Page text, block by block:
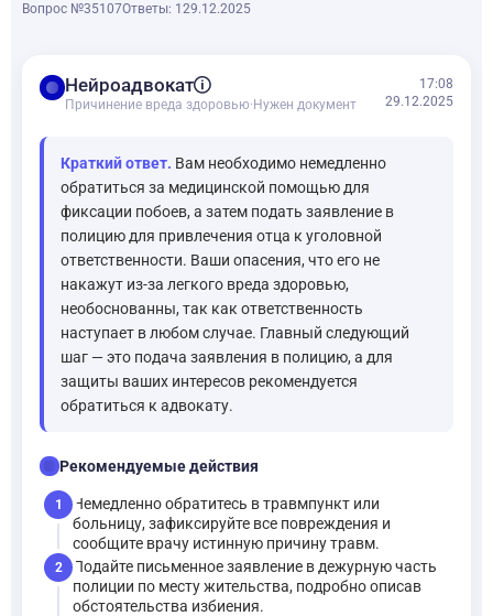
Вопрос №35107Ответы: 1 29.12.2025
balanceНейроадвокат
Причинение вреда здоровью· Нужен документ
17:08
29.12.2025
Краткий ответ. Вам необходимо немедленно
обратиться за медицинской помощью для
фиксации побоев, а затем подать заявление в
полицию для привлечения отца к уголовной
ответственности. Ваши опасения, что его не
накажут из-за легкого вреда здоровью,
необоснованны, так как ответственность
наступает в любом случае. Главный следующий
шаг — это подача заявления в полицию, а для
защиты ваших интересов рекомендуется
обратиться к адвокату.
checklistРекомендуемые действия
1
Немедленно обратитесь в травмпункт или
больницу, зафиксируйте все повреждения и
сообщите врачу истинную причину травм.
2
Подайте письменное заявление в дежурную часть
полиции по месту жительства, подробно описав
обстоятельства избиения.